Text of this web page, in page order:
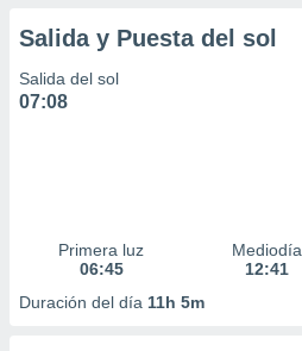
Salida y Puesta del sol
Salida del sol
07:08
Primera luz
06:45
Mediodía
12:41
Duración del día 11h 5m